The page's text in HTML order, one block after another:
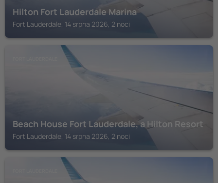
Hilton Fort Lauderdale Marina
Fort Lauderdale, 14 srpna 2026, 2 noci
Beach House Fort Lauderdale, a Hilton Resort
Fort Lauderdale, 14 srpna 2026, 2 noci